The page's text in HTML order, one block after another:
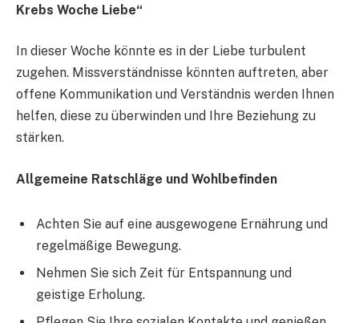
Krebs Woche Liebe“
In dieser Woche könnte es in der Liebe turbulent
zugehen. Missverständnisse könnten auftreten, aber
offene Kommunikation und Verständnis werden Ihnen
helfen, diese zu überwinden und Ihre Beziehung zu
stärken.
Allgemeine Ratschläge und Wohlbefinden
Achten Sie auf eine ausgewogene Ernährung und
regelmäßige Bewegung.
Nehmen Sie sich Zeit für Entspannung und
geistige Erholung.